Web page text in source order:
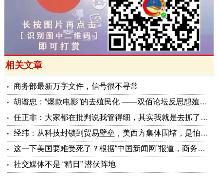
相关文章
商务部最新万字文件，信号很不寻常
胡谱忠：“爆款电影”的去殖民化 ——双佰论坛反思想殖民系列报告之五
任正非：大家都在批判说我管得细，其实我就是去抓了一些点激活原有政策这潭水
经纬：从科技封锁到贸易壁垒，美西方集体围堵，是怕被砸了金饭碗
这一下美国要难受死了？根据“中国新闻网”报道，商务部公布了5项对美反制措施，可谓是招招击准美国要害！
社交媒体不是 “精日” 潜伏阵地